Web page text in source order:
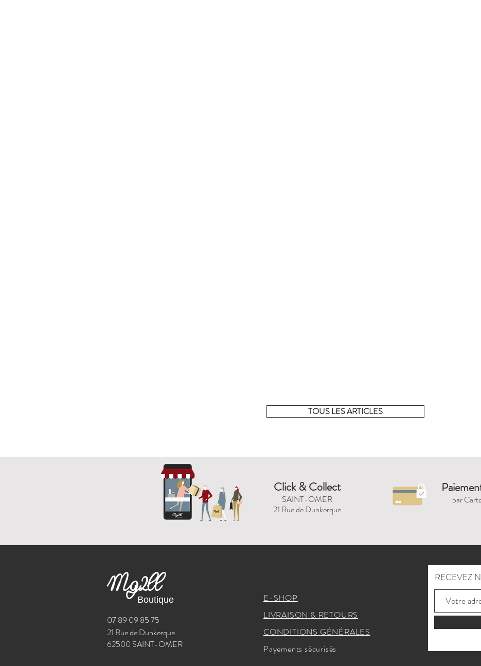
TOUS LES ARTICLES
Mg2ll
Boutique
07 89 09 85 75
21 Rue de Dunkerque
62500 SAINT-OMER
E-SHOP
LIVRAISON & RETOURS
CONDITIONS GÉNÉRALES
Payements sécurisés
RECEVEZ
Click & Collect
SAINT-OMER
21 Rue de Dunkerque
par